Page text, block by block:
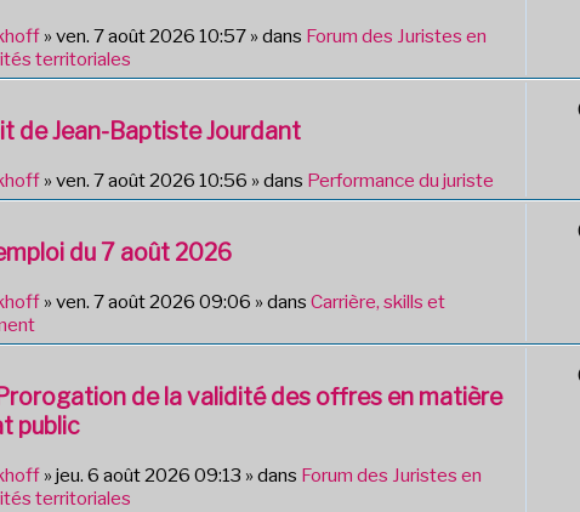
» ven. 7 août 2026 10:57 » dans Forum des Juristes en
territoriales
de Jean-Baptiste Jourdant
» ven. 7 août 2026 10:56 » dans Performance du juriste
du 7 août 2026
» ven. 7 août 2026 09:06 » dans Carrière, skills et
de la validité des offres en matière
public
» jeu. 6 août 2026 09:13 » dans Forum des Juristes en
territoriales